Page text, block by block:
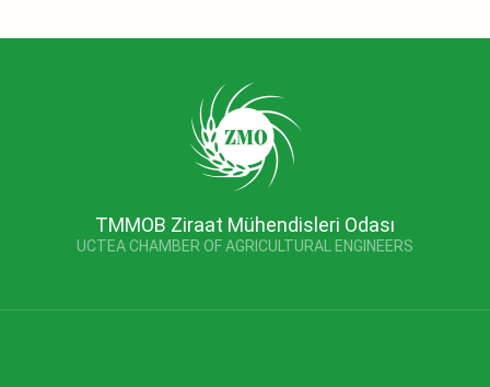
TMMOB Ziraat Mühendisleri Odası
UCTEA CHAMBER OF AGRICULTURAL ENGINEERS